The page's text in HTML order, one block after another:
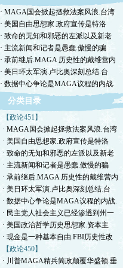
· MAGA国会掀起拯救法案风浪.台湾
· 美国自由思想家.政府宣传是特洛
· 致命的无知和邪恶的左派以及新老
· 主流新闻和记者是愚蠢.傲慢的骗
· 承前继后.MAGA 历史性的戴维营内
· 美日环太军演.卢比奥深刻总结.台
· 数据中心争论是MAGA议程的内战.
分类目录
【政论451】
· MAGA国会掀起拯救法案风浪.台湾
· 美国自由思想家.政府宣传是特洛
· 致命的无知和邪恶的左派以及新老
· 主流新闻和记者是愚蠢.傲慢的骗
· 承前继后.MAGA 历史性的戴维营内
· 美日环太军演.卢比奥深刻总结.台
· 数据中心争论是MAGA议程的内战.
· 民主党人社会主义已经渗透到州一
· 美国政治哲学历史思想家.资本主
· 现金是一种基本自由.FBI历史性改
【政论450】
· 川普MAGA精兵简政颠覆华盛顿.垂